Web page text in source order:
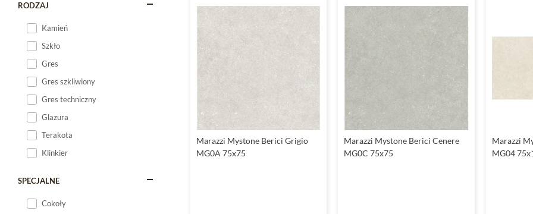
RODZAJ
Kamień
Szkło
Gres
Gres szkliwiony
Gres techniczny
Glazura
Terakota
Klinkier
SPECJALNE
Cokoły
Marazzi Mystone Berici Grigio
MG0A 75x75
Marazzi Mystone Berici Cenere
MG0C 75x75
Marazzi
MG04